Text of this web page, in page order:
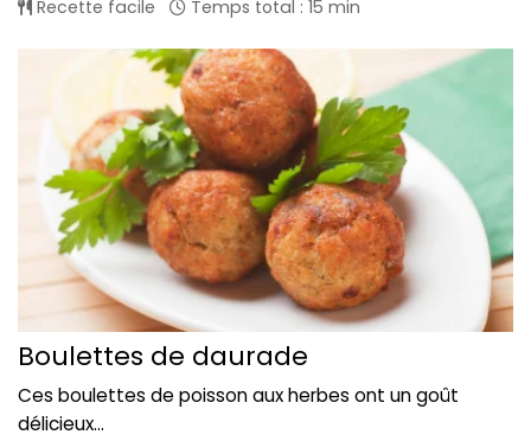
Recette facile Temps total : 15 min
Boulettes de daurade
Ces boulettes de poisson aux herbes ont un goût
délicieux...